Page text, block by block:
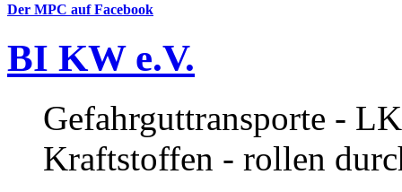
Der MPC auf Facebook
BI KW e.V.
Gefahrguttransporte -
Kraftstoffen - rollen